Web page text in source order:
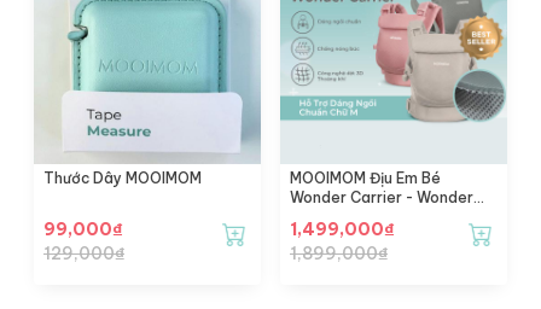
Thước Dây MOOIMOM
99,000₫
129,000₫
MOOIMOM Địu Em Bé
Wonder Carrier - Wonder
1,499,000₫
1,899,000₫